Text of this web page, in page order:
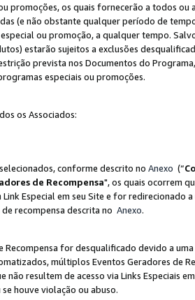
promoções, os quais fornecerão a todos ou
(e não obstante qualquer período de
ou promoção, a qualquer tempo.
estarão sujeitos a exclusões
prevista nos Documentos do
especiais ou promoções.
os Associados:
conforme descrito no Anexo (“
de Recompensa", os quais ocorrem
Link Especial em seu Site e for redirecionado
recompensa descrita no Anexo.
Recompensa for desqualificado devido a
múltiplos Eventos Geradores de
resultem de acesso via Links Especiais
houve violação ou abuso.